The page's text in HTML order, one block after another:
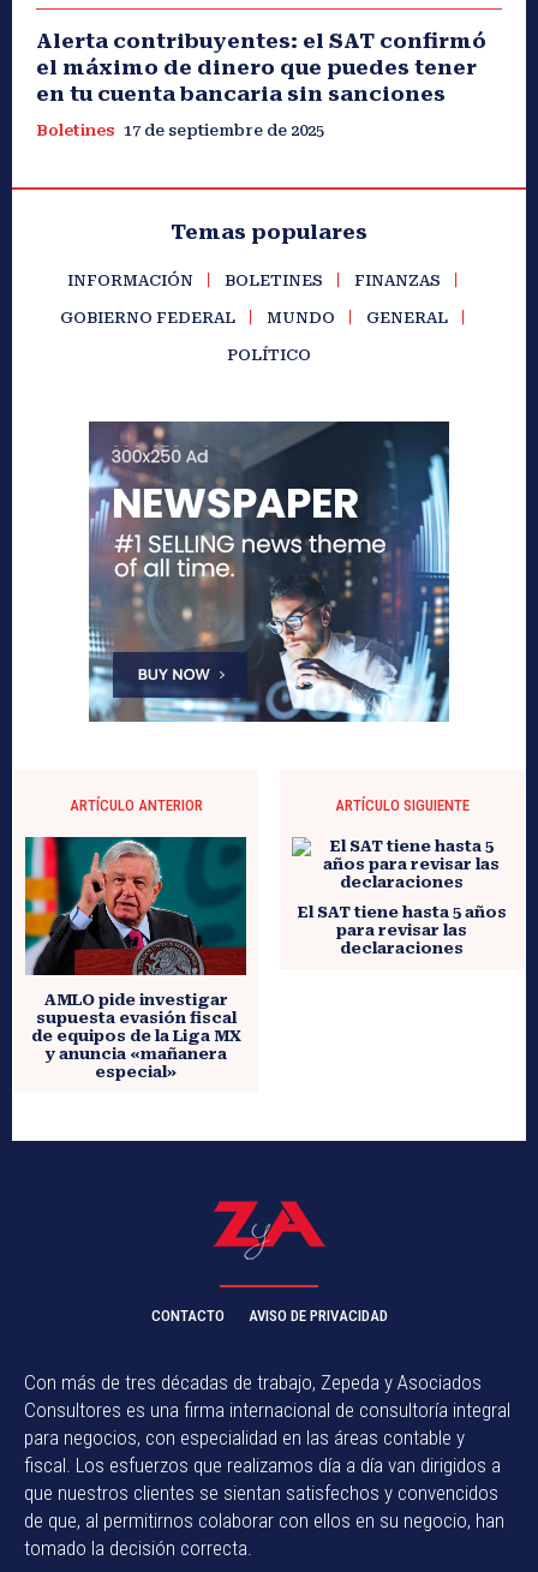
Alerta contribuyentes: el SAT confirmó
el máximo de dinero que puedes tener
en tu cuenta bancaria sin sanciones
Boletines 17 de septiembre de 2025
Temas populares
INFORMACIÓN BOLETINES FINANZAS
GOBIERNO FEDERAL MUNDO GENERAL
POLÍTICO
ARTÍCULO ANTERIOR
AMLO pide investigar
supuesta evasión fiscal
de equipos de la Liga MX
y anuncia «mañanera
especial»
ARTÍCULO SIGUIENTE
El SAT tiene hasta 5 años
para revisar las
declaraciones
CONTACTO AVISO DE PRIVACIDAD
Con más de tres décadas de trabajo, Zepeda y Asociados
Consultores es una firma internacional de consultoría integral
para negocios, con especialidad en las áreas contable y
fiscal. Los esfuerzos que realizamos día a día van dirigidos a
que nuestros clientes se sientan satisfechos y convencidos
de que, al permitirnos colaborar con ellos en su negocio, han
tomado la decisión correcta.